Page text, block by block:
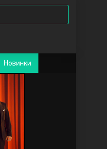
Новинки